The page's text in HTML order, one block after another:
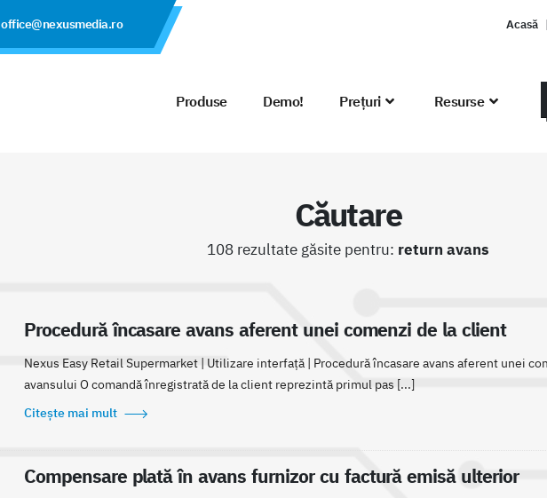
office@nexusmedia.ro Acasă
Produse Demo! Prețuri Resurse
Căutare
108 rezultate găsite pentru: return avans
Procedură încasare avans aferent unei comenzi de la client
Nexus Easy Retail Supermarket | Utilizare interfaţă | Procedură încasare avans aferent unei
avansului O comandă înregistrată de la client reprezintă primul pas [...]
Citește mai mult
Compensare plată în avans furnizor cu factură emisă ulterior